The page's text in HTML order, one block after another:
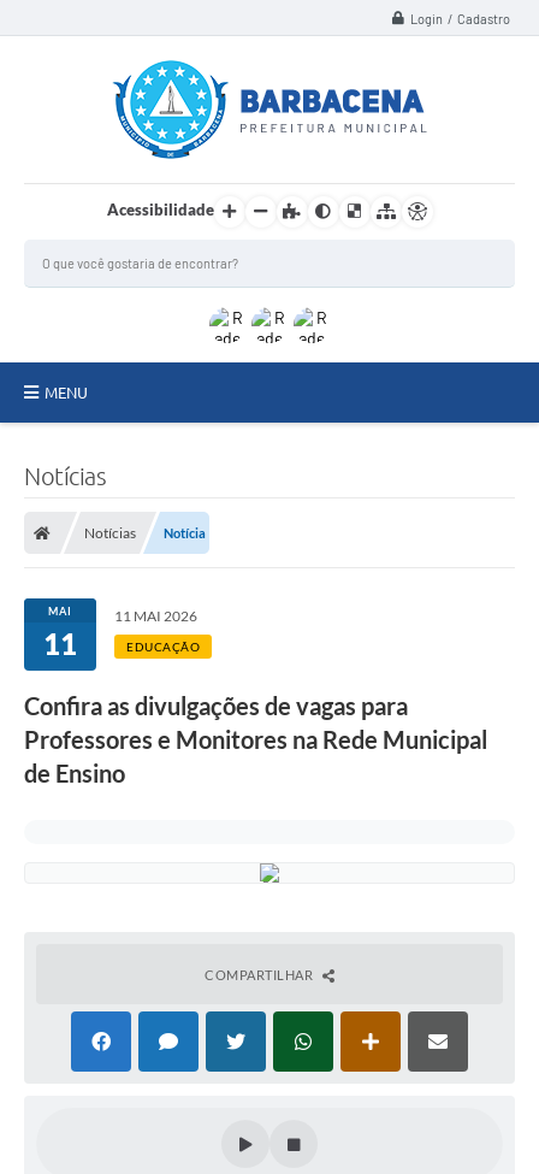
Login / Cadastro
Acessibilidade
MENU
Meio Ambiente
Ouvidoria
Serviços
Visite Barbacena
PPA - PLANO PLURIANUAL 2026/2029
PCA (Planos de Contratações Anuais)
Notícias
Notícias Notícia
MAI
11
11 MAI 2026
EDUCAÇÃO
Confira as divulgações de vagas para
Professores e Monitores na Rede Municipal
de Ensino
COMPARTILHAR